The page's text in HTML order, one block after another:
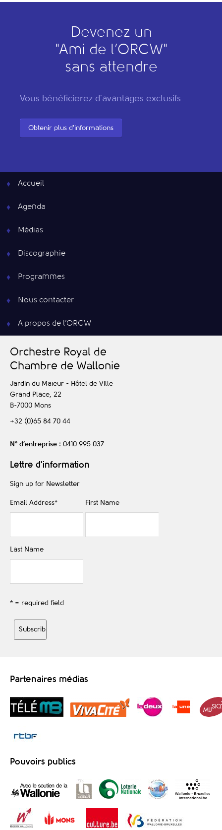
Devenez un
"Ami de l’ORCW"
sans attendre
Vous bénéficierez d'avantages exclusifs
Obtenir plus d'informations
Accueil
Agenda
Médias
Discographie
Programmes
Nous contacter
A propos de l’ORCW
Orchestre Royal de
Chambre de Wallonie
Jardin du Maïeur - Hôtel de Ville
Grand Place, 22
B-7000 Mons
+32 (0)65 84 70 44
N° d’entreprise : 0410 995 037
Lettre d'information
Sign up for Newsletter
Email Address* First Name
Last Name
* = required field
Partenaires médias
Pouvoirs publics